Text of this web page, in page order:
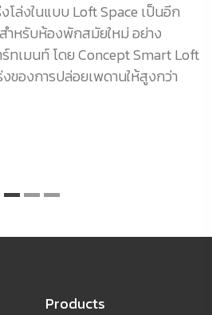
ล่งในแบบ Loft Space เป็นอีก
หรับห้องพักสมัยใหม่ อย่าง
ทเมนท์ โดย Concept Smart Loft
ของการปล่อยเพดานให้สูงกว่า
Products